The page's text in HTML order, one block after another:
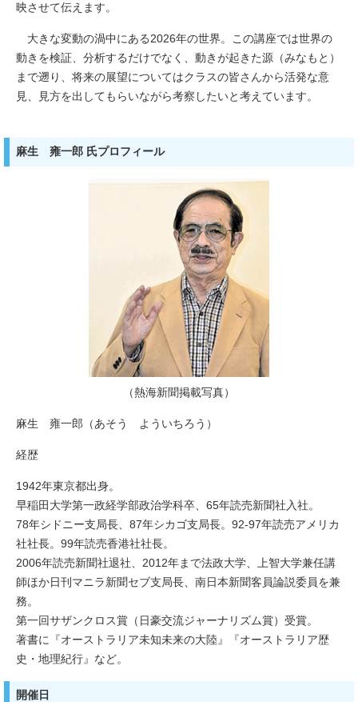
映させて伝えます。
大きな変動の渦中にある2026年の世界。この講座では世界の
動きを検証、分析するだけでなく、動きが起きた源（みなもと）
まで遡り、将来の展望についてはクラスの皆さんから活発な意
見、見方を出してもらいながら考察したいと考えています。
麻生 雍一郎 氏プロフィール
（熱海新聞掲載写真）
麻生 雍一郎（あそう よういちろう）
経歴
1942年東京都出身。
早稲田大学第一政経学部政治学科卒、65年読売新聞社入社。
78年シドニー支局長、87年シカゴ支局長。92‐97年読売アメリカ
社社長。99年読売香港社社長。
2006年読売新聞社退社、2012年まで法政大学、上智大学兼任講
師ほか日刊マニラ新聞セブ支局長、南日本新聞客員論説委員を兼
務。
第一回サザンクロス賞（日豪交流ジャーナリズム賞）受賞。
著書に『オーストラリア未知未来の大陸』『オーストラリア歴
史・地理紀行』など。
開催日